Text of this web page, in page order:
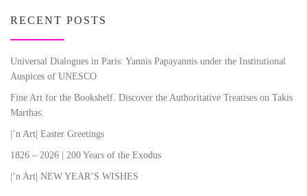
RECENT POSTS
Universal Dialogues in Paris: Yannis Papayannis under the Institutional
Auspices of UNESCO
Fine Art for the Bookshelf. Discover the Authoritative Treatises on Takis
Marthas.
|’n Art| Easter Greetings
1826 – 2026 | 200 Years of the Exodus
|’n Art| NEW YEAR’S WISHES